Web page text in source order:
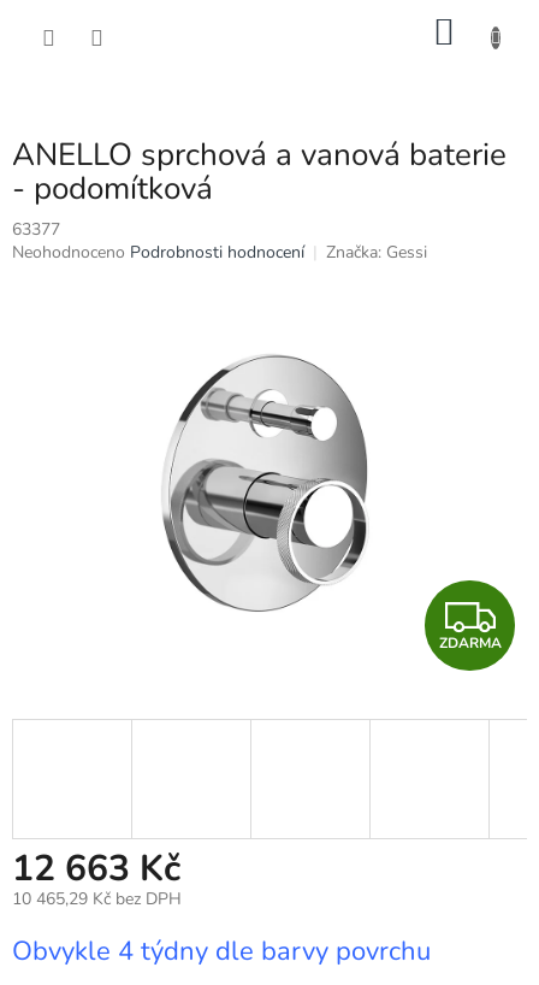
ANELLO sprchová a vanová baterie
- podomítková
63377
Průměrné
Neohodnoceno Podrobnosti hodnocení Značka: Gessi
Z
D
A
ZDARMA
12 663 Kč
10 465,29 Kč bez DPH
cena:
Obvykle 4 týdny dle barvy povrchu